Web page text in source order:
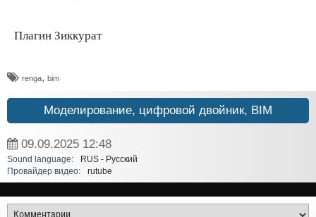
Плагин Зиккурат
renga, bim
Моделирование, цифровой двойник, BIM
09.09.2025 12:48
Sound language:
RUS - Русский
Провайдер видео:
rutube